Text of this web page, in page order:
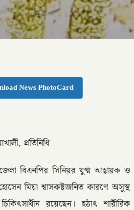
News PhotoCard
প্রতিনিধি
বিএনপির সিনিয়র যুগ্ম আহ্বায়ক ও
মিয়া শ্বাসকষ্টজনিত কারণে অসুস্থ
রয়েছেন। হঠাৎ শারীরিক